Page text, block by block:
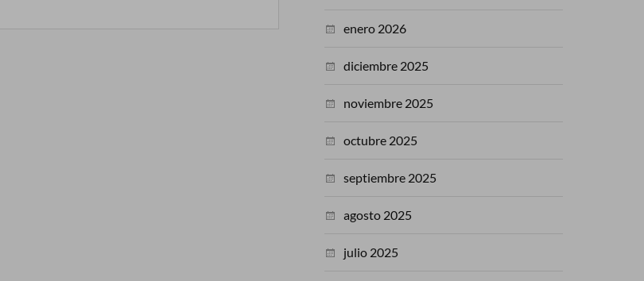
enero 2026
diciembre 2025
noviembre 2025
octubre 2025
septiembre 2025
agosto 2025
julio 2025